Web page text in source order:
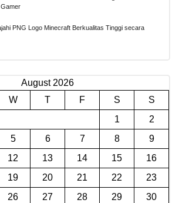
Gamer
PNG Logo Minecraft Berkualitas Tinggi secara
August 2026
W T F S
S
1
2
5 6 7 8
9
12 13 14 15
16
19 20 21 22
23
26 27 28 29
30